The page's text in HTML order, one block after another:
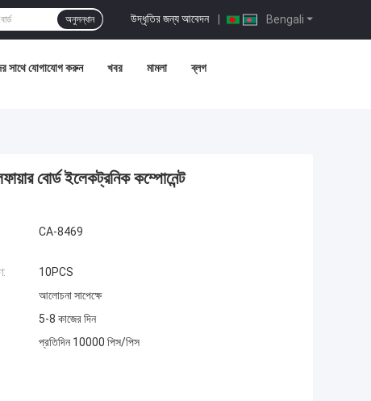
Bengali
উদ্ধৃতির জন্য আবেদন |
অনুসন্ধান
সাথে যোগাযোগ করুন খবর মামলা ব্লগ
বোর্ড ইলেকট্রনিক কম্পোনেন্ট
CA-8469
10PCS
আলোচনা সাপেক্ষে
5-8 কাজের দিন
প্রতিদিন 10000 পিস/পিস